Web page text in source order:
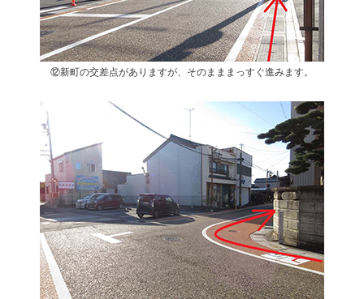
⑫新町の交差点がありますが、そのまままっすぐ進みます。